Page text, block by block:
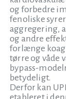
og forbedre
fenoliske
aggregering,
og andre
forlænge
tørre og våde
bypass-
betydeligt.
Derfor kan